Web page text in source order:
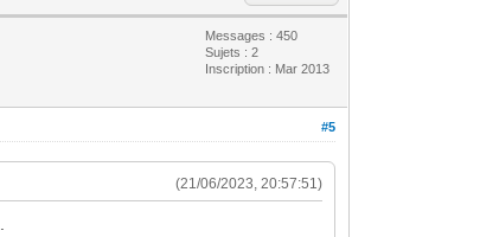
Messages : 450
Sujets : 2
Inscription : Mar 2013
#5
(21/06/2023, 20:57:51)